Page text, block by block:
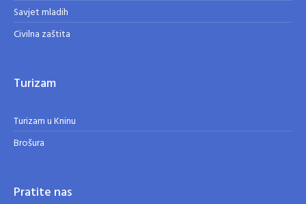
Savjet mladih
Civilna zaštita
Turizam
Turizam u Kninu
Brošura
Pratite nas